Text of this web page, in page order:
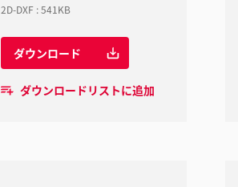
2D-DXF :541KB
ダウンロード
ダウンロードリストに追加